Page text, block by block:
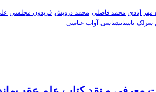
مهر آبادی محمد فاضلی محمد درویش فریدون مجلسی
سرلک باستانشناسی آوات عباسی